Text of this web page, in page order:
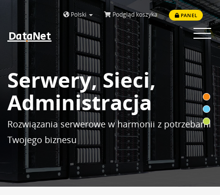
Polski Podgląd koszyka PANEL
DataNet
Toggle
Serwery, Sieci,
Administracja
Rozwiązania serwerowe w harmonii z potrzebami
Twojego biznesu